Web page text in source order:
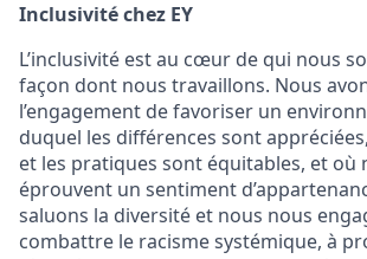
Inclusivité chez EY
L’inclusivité est au cœur de qui nous
façon dont nous travaillons. Nous
l’engagement de favoriser un
duquel les différences sont
et les pratiques sont équitables, et où
éprouvent un sentiment
saluons la diversité et nous nous
combattre le racisme systémique, à